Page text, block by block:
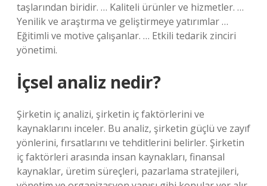
taşlarından biridir. … Kaliteli ürünler ve hizmetler. …
Yenilik ve araştırma ve geliştirmeye yatırımlar …
Eğitimli ve motive çalışanlar. … Etkili tedarik zinciri
yönetimi.
İçsel analiz nedir?
Şirketin iç analizi, şirketin iç faktörlerini ve
kaynaklarını inceler. Bu analiz, şirketin güçlü ve zayıf
yönlerini, fırsatlarını ve tehditlerini belirler. Şirketin
iç faktörleri arasında insan kaynakları, finansal
kaynaklar, üretim süreçleri, pazarlama stratejileri,